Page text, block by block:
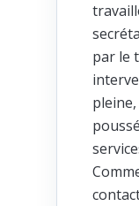
par le
pleine,